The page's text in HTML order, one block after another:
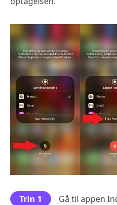
Trin 1
Gå til appen